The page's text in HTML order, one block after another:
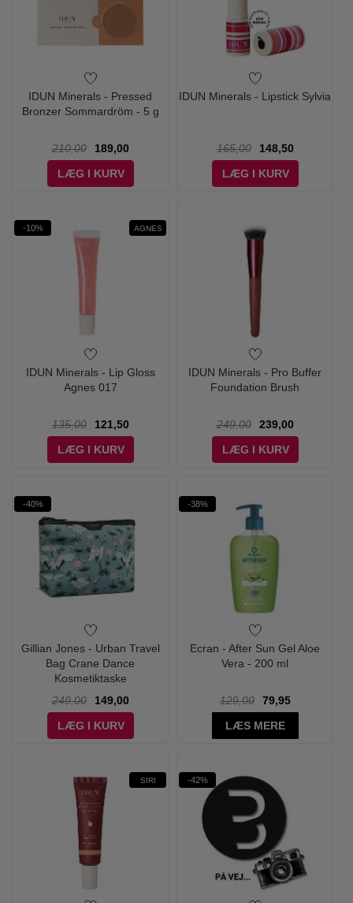
IDUN Minerals - Pressed
Bronzer Sommardröm - 5 g
210,00
189,00
LÆG I KURV
IDUN Minerals - Lipstick Sylvia
165,00
148,50
LÆG I KURV
-10% AGNES
IDUN Minerals - Lip Gloss
Agnes 017
135,00
121,50
LÆG I KURV
IDUN Minerals - Pro Buffer
Foundation Brush
249,00
239,00
LÆG I KURV
-40%
Gillian Jones - Urban Travel
Bag Crane Dance
Kosmetiktaske
249,00
149,00
LÆG I KURV
-38%
Ecran - After Sun Gel Aloe
Vera - 200 ml
129,00
79,95
LÆS MERE
SIRI -42%